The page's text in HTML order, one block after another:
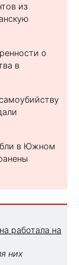
из
о
в
в Южном
работала на
них